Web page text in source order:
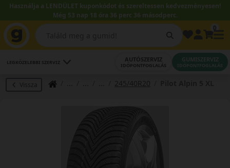
Használja a LENDÜLET kuponkódot és szereltessen kedvezményesen!
Még 53 nap 18 óra 36 perc 35 másodperc.
LEGKÖZELEBBI SZERVIZ AUTÓSZERVIZ
IDŐPONTFOGLALÁS
GUMISZERVIZ
IDŐPONTFOGLALÁS
Vissza 245/40R20